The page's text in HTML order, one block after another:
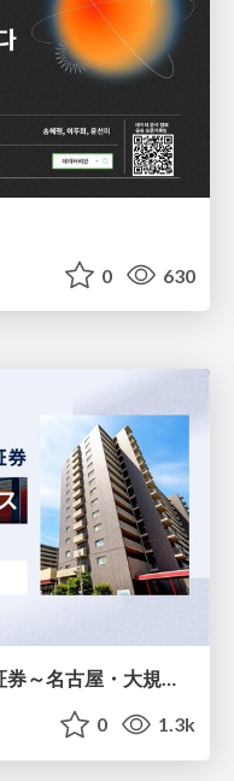
0 630
三井物産グループのデジタル証券～名古屋・大規模レジデンス～徹底解説セミナー
0 1.3k